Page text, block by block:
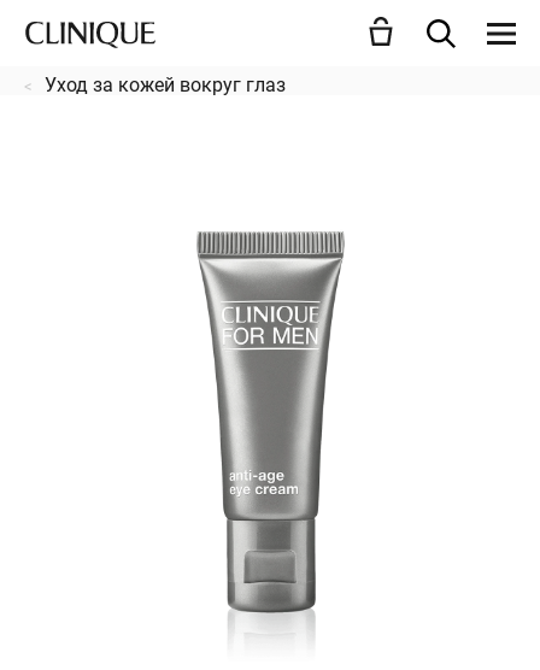
Уход за кожей вокруг глаз